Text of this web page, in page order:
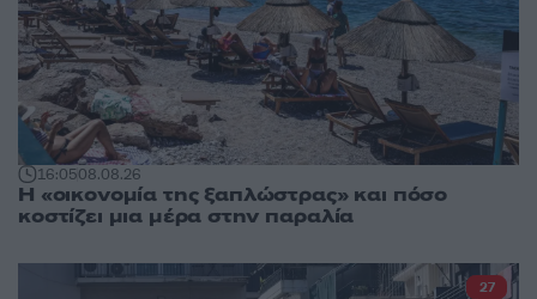
16:0508.08.26
Η «οικονομία της ξαπλώστρας» και πόσο
κοστίζει μια μέρα στην παραλία
27